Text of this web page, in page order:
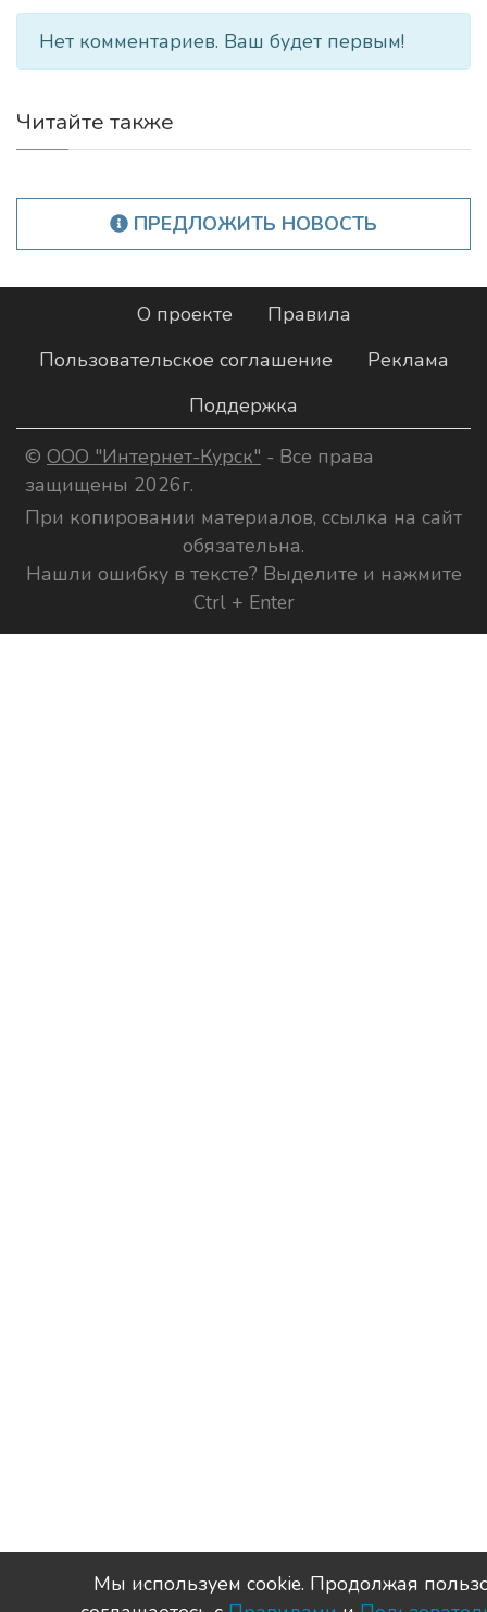
Нет комментариев. Ваш будет первым!
Читайте также
ПРЕДЛОЖИТЬ НОВОСТЬ
О проекте
Правила
Пользовательское соглашение
Реклама
Поддержка
© ООО "Интернет-Курск" - Все права
защищены 2026г.
При копировании материалов, ссылка на сайт
обязательна.
Нашли ошибку в тексте? Выделите и нажмите
Ctrl + Enter
Мы используем сookie. Продолжая